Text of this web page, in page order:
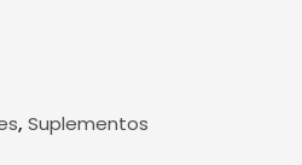
, Suplementos